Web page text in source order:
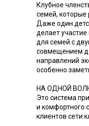
Клубное
семей, которые
Даже один
делает
для семей с
совмещением
направлений
особенно
НА ОДНОЙ
Это система
и комфортного
клиентов сети